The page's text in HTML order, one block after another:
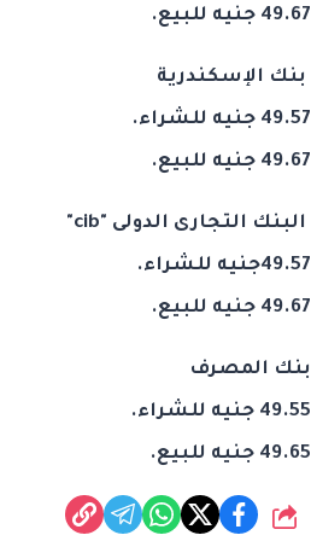
49.67 جنيه للبيع.
بنك الإسكندرية
49.57 جنيه للشراء.
49.67 جنيه للبيع.
البنك التجارى الدولى "cib"
49.57جنيه للشراء.
49.67 جنيه للبيع.
بنك المصرف
49.55 جنيه للشراء.
49.65 جنيه للبيع.
شارك